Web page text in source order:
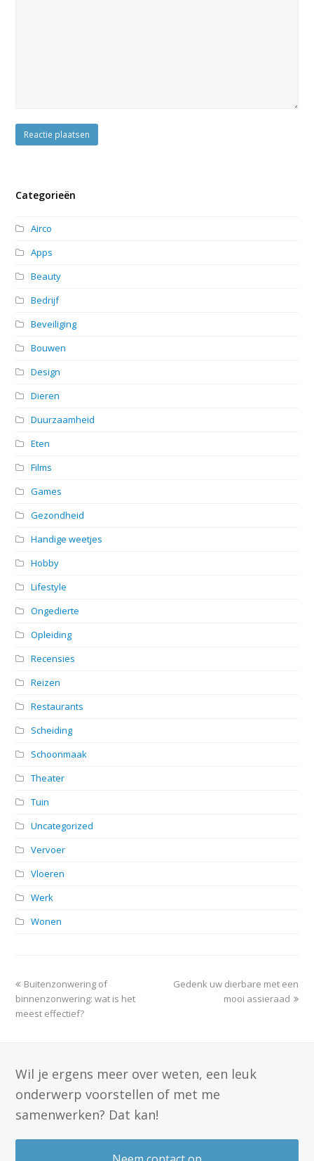
Categorieën
Airco
Apps
Beauty
Bedrijf
Beveiliging
Bouwen
Design
Dieren
Duurzaamheid
Eten
Films
Games
Gezondheid
Handige weetjes
Hobby
Lifestyle
Ongedierte
Opleiding
Recensies
Reizen
Restaurants
Scheiding
Schoonmaak
Theater
Tuin
Uncategorized
Vervoer
Vloeren
Werk
Wonen
previous
post:
Buitenzonwering of
binnenzonwering: wat is het
meest effectief?
next
Gedenk uw dierbare met een
mooi assieraad
Wil je ergens meer over weten, een leuk
onderwerp voorstellen of met me
samenwerken? Dat kan!